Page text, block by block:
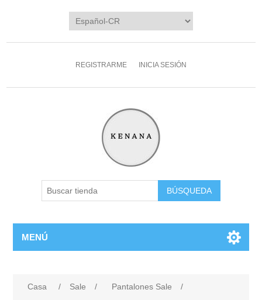
REGISTRARME INICIA SESIÓN
MENÚ
Casa / Sale / Pantalones Sale
/